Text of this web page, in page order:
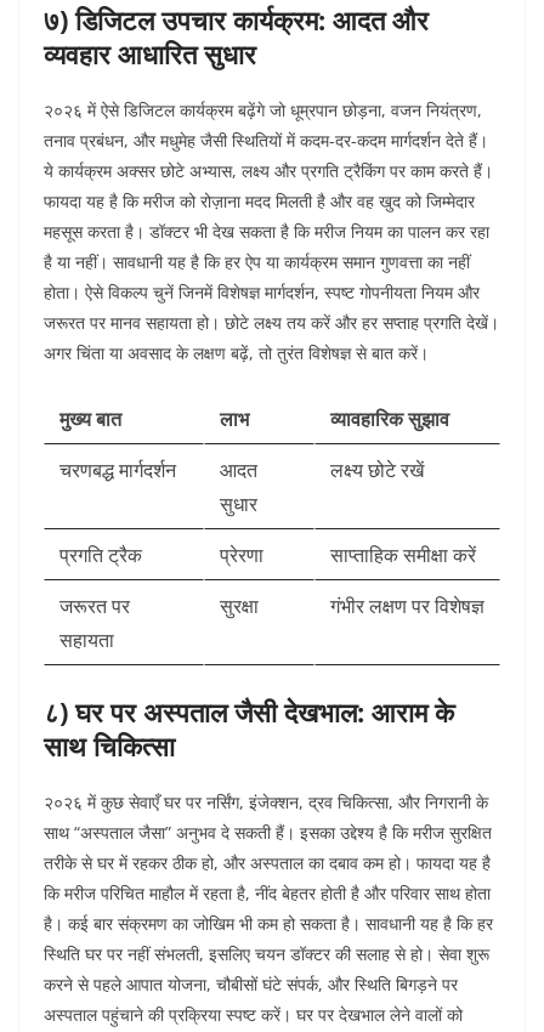
७) डिजिटल उपचार कार्यक्रम: आदत और
व्यवहार आधारित सुधार
२०२६ में ऐसे डिजिटल कार्यक्रम बढ़ेंगे जो धूम्रपान छोड़ना, वजन नियंत्रण,
तनाव प्रबंधन, और मधुमेह जैसी स्थितियों में कदम-दर-कदम मार्गदर्शन देते हैं।
ये कार्यक्रम अक्सर छोटे अभ्यास, लक्ष्य और प्रगति ट्रैकिंग पर काम करते हैं।
फायदा यह है कि मरीज को रोज़ाना मदद मिलती है और वह खुद को जिम्मेदार
महसूस करता है। डॉक्टर भी देख सकता है कि मरीज नियम का पालन कर रहा
है या नहीं। सावधानी यह है कि हर ऐप या कार्यक्रम समान गुणवत्ता का नहीं
होता। ऐसे विकल्प चुनें जिनमें विशेषज्ञ मार्गदर्शन, स्पष्ट गोपनीयता नियम और
जरूरत पर मानव सहायता हो। छोटे लक्ष्य तय करें और हर सप्ताह प्रगति देखें।
अगर चिंता या अवसाद के लक्षण बढ़ें, तो तुरंत विशेषज्ञ से बात करें।
मुख्य बात लाभ
व्यावहारिक सुझाव
चरणबद्ध मार्गदर्शन
आदत
सुधार
लक्ष्य छोटे रखें
प्रगति ट्रैक प्रेरणा
साप्ताहिक समीक्षा करें
जरूरत पर
सहायता
सुरक्षा गंभीर लक्षण पर विशेषज्ञ
८) घर पर अस्पताल जैसी देखभाल: आराम के
साथ चिकित्सा
२०२६ में कुछ सेवाएँ घर पर नर्सिंग, इंजेक्शन, द्रव चिकित्सा, और निगरानी के
साथ “अस्पताल जैसा” अनुभव दे सकती हैं। इसका उद्देश्य है कि मरीज सुरक्षित
तरीके से घर में रहकर ठीक हो, और अस्पताल का दबाव कम हो। फायदा यह है
कि मरीज परिचित माहौल में रहता है, नींद बेहतर होती है और परिवार साथ होता
है। कई बार संक्रमण का जोखिम भी कम हो सकता है। सावधानी यह है कि हर
स्थिति घर पर नहीं संभलती, इसलिए चयन डॉक्टर की सलाह से हो। सेवा शुरू
करने से पहले आपात योजना, चौबीसों घंटे संपर्क, और स्थिति बिगड़ने पर
अस्पताल पहुंचाने की प्रक्रिया स्पष्ट करें। घर पर देखभाल लेने वालों को